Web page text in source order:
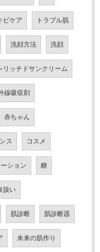
ビケア トラブル肌
洗顔方法 洗顔
リッチドサンクリーム
線吸収剤
赤ちゃん
ス コスメ
ション 糖
扱い
肌診断 肌診断器
未来の肌作り